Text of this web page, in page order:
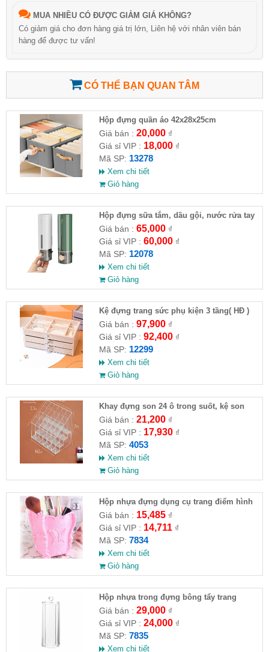
MUA NHIỀU CÓ ĐƯỢC GIẢM GIÁ KHÔNG?
Có giảm giá cho đơn hàng giá trị lớn, Liên hệ với nhân viên bán
hàng để được tư vấn!
CÓ THỂ BẠN QUAN TÂM
Hộp đựng quần áo 42x28x25cm
Giá bán : 20,000₫
Giá sỉ VIP : 18,000₫
Mã SP: 13278
Xem chi tiết
Giỏ hàng
Hộp đựng sữa tắm, dầu gội, nước rửa tay
Giá bán : 65,000₫
Giá sỉ VIP : 60,000₫
Mã SP: 12078
Xem chi tiết
Giỏ hàng
Kệ đựng trang sức phụ kiện 3 tầng( HĐ )
Giá bán : 97,900₫
Giá sỉ VIP : 92,400₫
Mã SP: 12299
Xem chi tiết
Giỏ hàng
Khay đựng son 24 ô trong suốt, kệ son
môi để bàn mica ( Ful VAT )
Giá bán : 21,200₫
Giá sỉ VIP : 17,930₫
Mã SP: 4053
Xem chi tiết
Giỏ hàng
Hộp nhựa đựng dụng cụ trang điểm hình
bướm (3 màu)
Giá bán : 15,485₫
Giá sỉ VIP : 14,711₫
Mã SP: 7834
Xem chi tiết
Giỏ hàng
Hộp nhựa trong đựng bông tẩy trang
Giá bán : 29,000₫
Giá sỉ VIP : 24,000₫
Mã SP: 7835
Xem chi tiết